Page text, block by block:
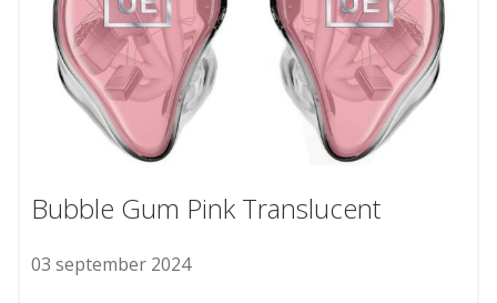
Bubble Gum Pink Translucent
03 september 2024